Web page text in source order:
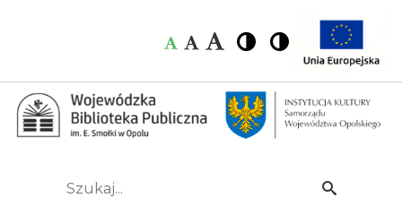
Emanuela
Smołki
Czcionka:
Czcionka
Czcionka
Czcionka
Wysoki
kontrast
Wysoki
kontrast
Idź
Szukaj...